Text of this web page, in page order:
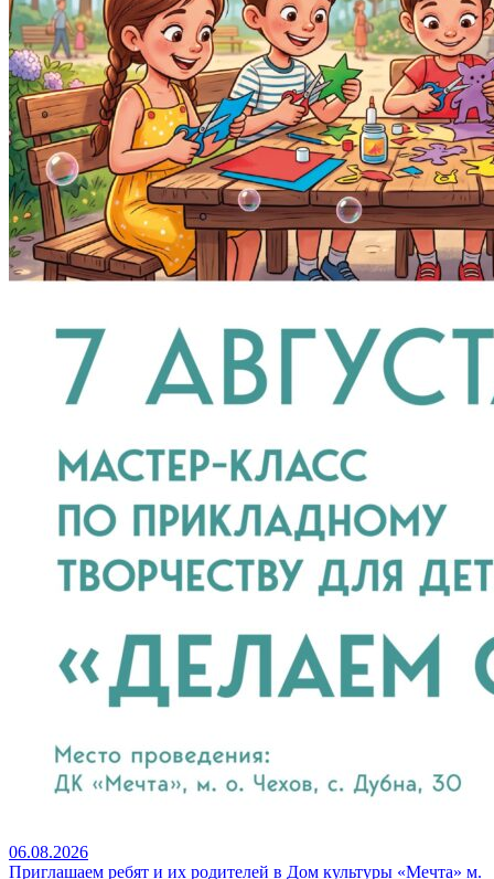
06.08.2026
Приглашаем ребят и их родителей в Дом культуры «Мечта» м.